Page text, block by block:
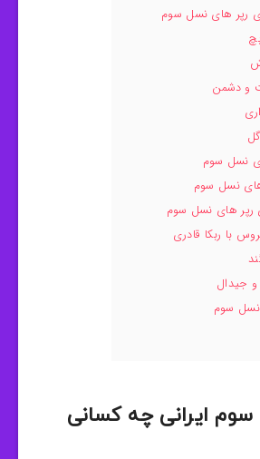
رپر های نسل سوم
و دشمن
نسل سوم
نسل سوم
های نسل سوم
با ربکا قادری
و جیدال
نسل سوم
ایرانی چه کسانی